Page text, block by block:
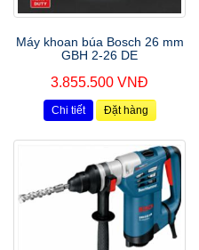
Máy khoan búa Bosch 26 mm
GBH 2-26 DE
3.855.500 VNĐ
Chi tiết Đặt hàng